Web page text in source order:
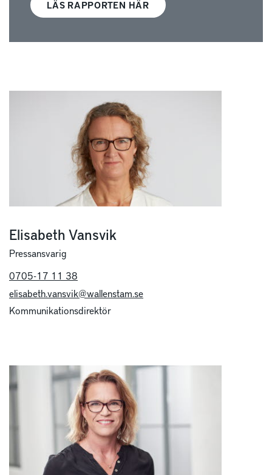
LÄS RAPPORTEN HÄR
Elisabeth Vansvik
Pressansvarig
0705-17 11 38
elisabeth.vansvik@wallenstam.se
Kommunikationsdirektör